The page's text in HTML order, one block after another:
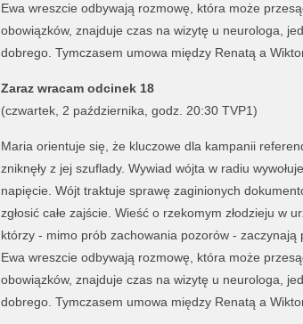
Ewa wreszcie odbywają rozmowę, która może
obowiązków, znajduje czas na wizytę u neurologa,
dobrego. Tymczasem umowa między Renatą a
Zaraz wracam odcinek 18
(czwartek, 2 października, godz. 20:30 TVP1)
Maria orientuje się, że kluczowe dla kampanii
zniknęły z jej szuflady. Wywiad wójta w radiu
napięcie. Wójt traktuje sprawę zaginionych
zgłosić całe zajście. Wieść o rzekomym złodzieju w
którzy - mimo prób zachowania pozorów -
Ewa wreszcie odbywają rozmowę, która może
obowiązków, znajduje czas na wizytę u neurologa,
dobrego. Tymczasem umowa między Renatą a